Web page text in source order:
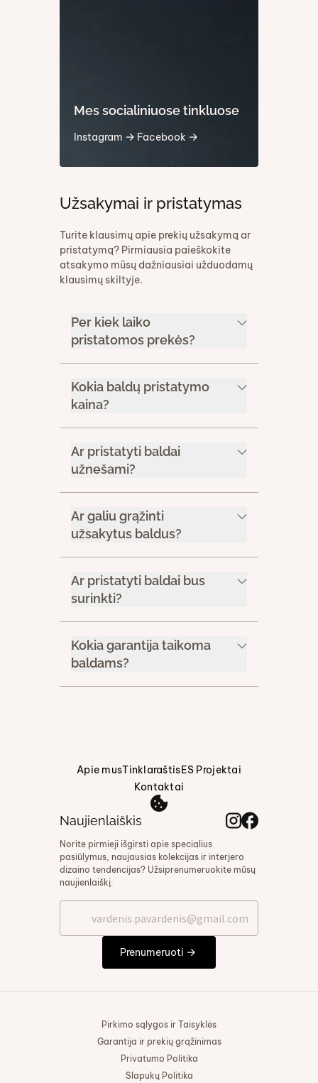
Mes socialiniuose tinkluose
Instagram Facebook
Užsakymai ir pristatymas
Turite klausimų apie prekių užsakymą ar
pristatymą? Pirmiausia paieškokite
atsakymo mūsų dažniausiai užduodamų
klausimų skiltyje.
Per kiek laiko
pristatomos prekės?
Kokia baldų pristatymo
kaina?
Ar pristatyti baldai
užnešami?
Ar galiu grąžinti
užsakytus baldus?
Ar pristatyti baldai bus
surinkti?
Kokia garantija taikoma
baldams?
Apie musTinklaraštisES Projektai
Kontaktai
Naujienlaiškis
Norite pirmieji išgirsti apie specialius
pasiūlymus, naujausias kolekcijas ir interjero
dizaino tendencijas? Užsiprenumeruokite mūsų
naujienlaiškį.
Prenumeruoti
Pirkimo sąlygos ir Taisyklės
Garantija ir prekių grąžinimas
Privatumo Politika
Slapukų Politika